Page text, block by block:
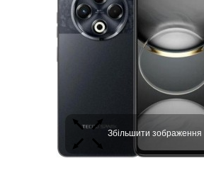
Збільшити зображення